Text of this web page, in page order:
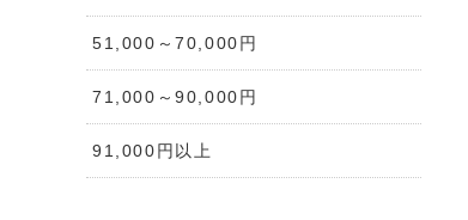
51,000～70,000円
71,000～90,000円
91,000円以上